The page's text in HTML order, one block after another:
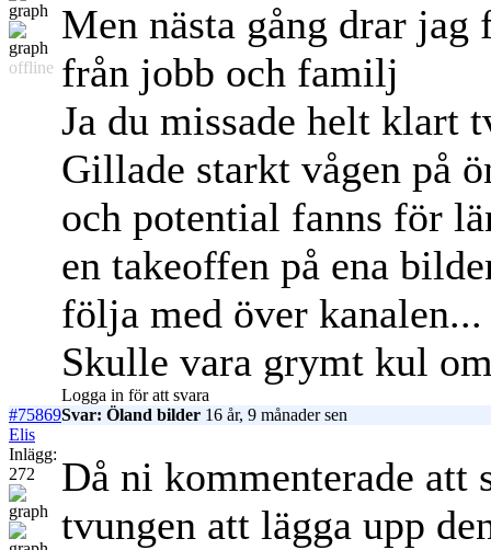
offline
Men nästa gång drar
från jobb och familj
Ja du missade helt klart
Gillade starkt vågen på
och potential fanns för
en takeoffen på ena
följa med över kanalen...
Skulle vara grymt kul
Logga in för att svara
#75869Svar: Öland bilder 16 år, 9 månader sen
Elis
Inlägg:
272
Då ni kommenterade att
tvungen att lägga upp